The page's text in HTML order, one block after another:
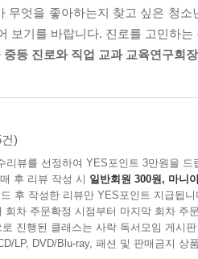
교에 가서’ ‘나중에 좋은 직업을
소년들은 내일뿐 아니라 오늘을
오늘에 관해서도 많은 이야기를
는 곳에 서 있는” 것 같은 기분처
하고 건강한 태도로 삶을 꾸려 나
, 마음을 든든하게 한다.
능을 알아차리기는 더 쉬워. 객
을 생각하게 되잖아. 우리 부모님
무엇을 좋아하는지 찾고 싶은 청
보기를 바랍니다. 진로를 고민하
중등 진로와 직업 교과 교육연구회
)
리뷰를 선정하여 YES포인트 3만원을 드
후 리뷰 작성 시 일반회원 300원, 마니
후 작성한 리뷰만 YES포인트 지급됩니
회차 주문확정 시점부터 마지막 회차 주
진행된 클래스는 사락 독서모임 게시
LP, DVD/Blu-ray, 패션 및 판매금지 상